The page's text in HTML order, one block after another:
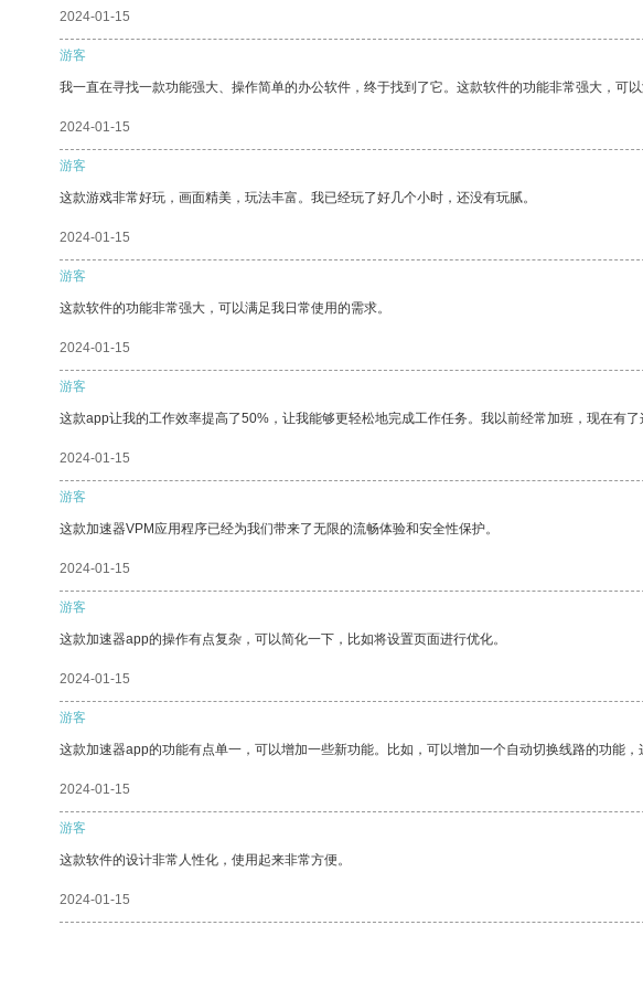
2024-01-15
游客
我一直在寻找一款功能强大、操作简单的办公软件，终于找到了它。这款软件的功能非常强大，可
2024-01-15
游客
这款游戏非常好玩，画面精美，玩法丰富。我已经玩了好几个小时，还没有玩腻。
2024-01-15
游客
这款软件的功能非常强大，可以满足我日常使用的需求。
2024-01-15
游客
这款app让我的工作效率提高了50%，让我能够更轻松地完成工作任务。我以前经常加班，现在有
2024-01-15
游客
这款加速器VPM应用程序已经为我们带来了无限的流畅体验和安全性保护。
2024-01-15
游客
这款加速器app的操作有点复杂，可以简化一下，比如将设置页面进行优化。
2024-01-15
游客
这款加速器app的功能有点单一，可以增加一些新功能。比如，可以增加一个自动切换线路的功能
2024-01-15
游客
这款软件的设计非常人性化，使用起来非常方便。
2024-01-15